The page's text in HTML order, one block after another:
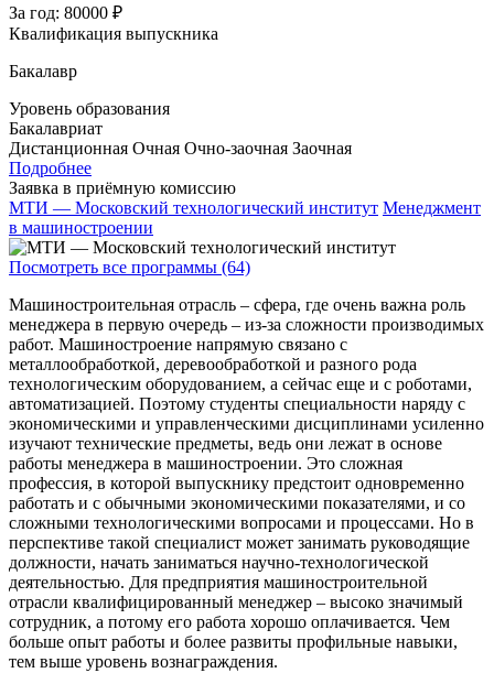
За год: 80000 ₽
Квалификация выпускника
Бакалавр
Уровень образования
Бакалавриат
Дистанционная Очная Очно-заочная Заочная
Подробнее
Заявка в приёмную комиссию
МТИ — Московский технологический институт Менеджмент
в машиностроении
Посмотреть все программы (64)
Машиностроительная отрасль – сфера, где очень важна роль
менеджера в первую очередь – из-за сложности производимых
работ. Машиностроение напрямую связано с
металлообработкой, деревообработкой и разного рода
технологическим оборудованием, а сейчас еще и с роботами,
автоматизацией. Поэтому студенты специальности наряду с
экономическими и управленческими дисциплинами усиленно
изучают технические предметы, ведь они лежат в основе
работы менеджера в машиностроении. Это сложная
профессия, в которой выпускнику предстоит одновременно
работать и с обычными экономическими показателями, и со
сложными технологическими вопросами и процессами. Но в
перспективе такой специалист может занимать руководящие
должности, начать заниматься научно-технологической
деятельностью. Для предприятия машиностроительной
отрасли квалифицированный менеджер – высоко значимый
сотрудник, а потому его работа хорошо оплачивается. Чем
больше опыт работы и более развиты профильные навыки,
тем выше уровень вознаграждения.